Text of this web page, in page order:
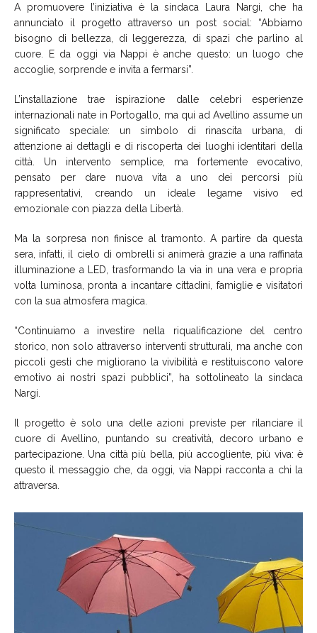
A promuovere l’iniziativa è la sindaca Laura Nargi, che ha
annunciato il progetto attraverso un post social: “Abbiamo
bisogno di bellezza, di leggerezza, di spazi che parlino al
cuore. E da oggi via Nappi è anche questo: un luogo che
accoglie, sorprende e invita a fermarsi”.
L’installazione trae ispirazione dalle celebri esperienze
internazionali nate in Portogallo, ma qui ad Avellino assume un
significato speciale: un simbolo di rinascita urbana, di
attenzione ai dettagli e di riscoperta dei luoghi identitari della
città. Un intervento semplice, ma fortemente evocativo,
pensato per dare nuova vita a uno dei percorsi più
rappresentativi, creando un ideale legame visivo ed
emozionale con piazza della Libertà.
Ma la sorpresa non finisce al tramonto. A partire da questa
sera, infatti, il cielo di ombrelli si animerà grazie a una raffinata
illuminazione a LED, trasformando la via in una vera e propria
volta luminosa, pronta a incantare cittadini, famiglie e visitatori
con la sua atmosfera magica.
“Continuiamo a investire nella riqualificazione del centro
storico, non solo attraverso interventi strutturali, ma anche con
piccoli gesti che migliorano la vivibilità e restituiscono valore
emotivo ai nostri spazi pubblici”, ha sottolineato la sindaca
Nargi.
Il progetto è solo una delle azioni previste per rilanciare il
cuore di Avellino, puntando su creatività, decoro urbano e
partecipazione. Una città più bella, più accogliente, più viva: è
questo il messaggio che, da oggi, via Nappi racconta a chi la
attraversa.